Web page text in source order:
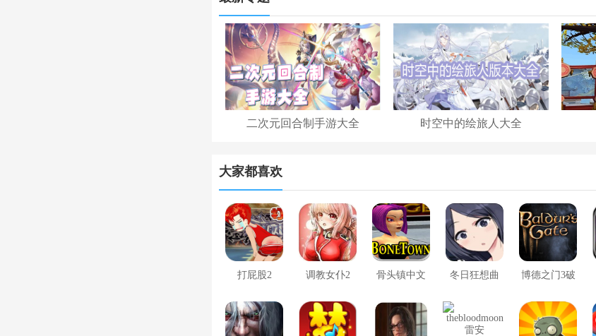
二次元回合制手游大全 时空中的绘旅人大全
大家都喜欢
打屁股2 调教女仆2 骨头镇中文 冬日狂想曲
版
博德之门3破